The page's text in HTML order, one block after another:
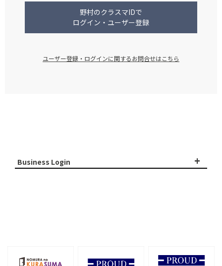
野村のクラスマIDで
ログイン・ユーザー登録
ユーザー登録・ログインに関するお問合せはこちら
Business Login +